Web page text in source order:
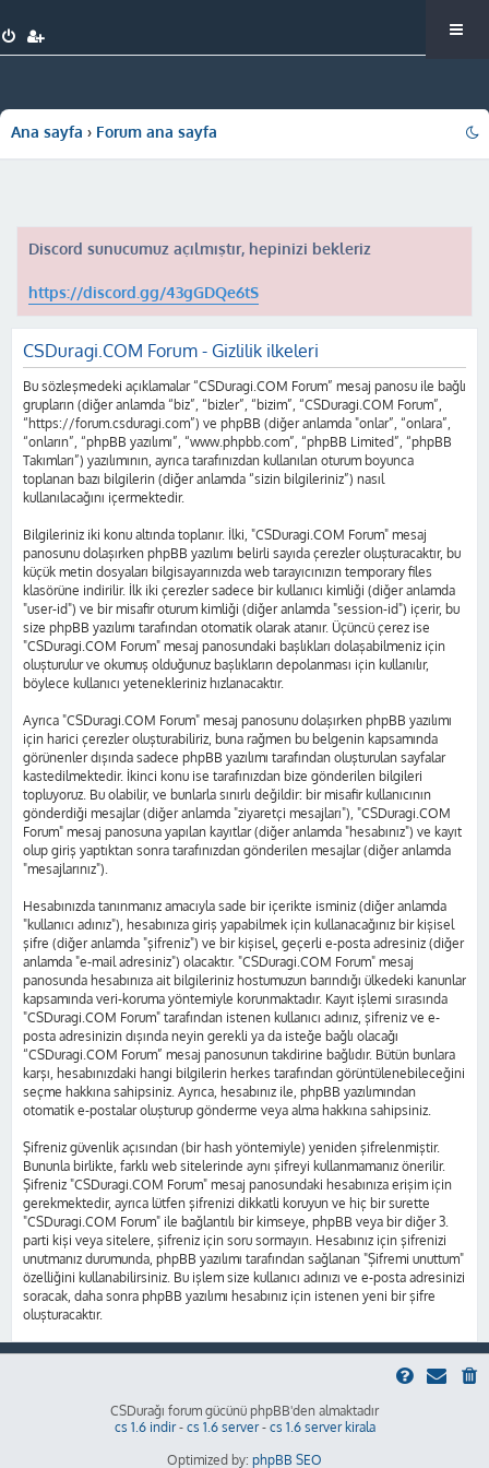
Ana sayfa Forum ana sayfa
Discord sunucumuz açılmıştır, hepinizi bekleriz
https://discord.gg/43gGDQe6tS
CSDuragi.COM Forum - Gizlilik ilkeleri
Bu sözleşmedeki açıklamalar “CSDuragi.COM Forum” mesaj panosu ile bağlı
grupların (diğer anlamda “biz”, “bizler”, “bizim”, “CSDuragi.COM Forum”,
“https://forum.csduragi.com”) ve phpBB (diğer anlamda "onlar”, “onlara”,
“onların”, “phpBB yazılımı”, “www.phpbb.com”, “phpBB Limited”, “phpBB
Takımları”) yazılımının, ayrıca tarafınızdan kullanılan oturum boyunca
toplanan bazı bilgilerin (diğer anlamda “sizin bilgileriniz”) nasıl
kullanılacağını içermektedir.
Bilgileriniz iki konu altında toplanır. İlki, "CSDuragi.COM Forum" mesaj
panosunu dolaşırken phpBB yazılımı belirli sayıda çerezler oluşturacaktır, bu
küçük metin dosyaları bilgisayarınızda web tarayıcınızın temporary files
klasörüne indirilir. İlk iki çerezler sadece bir kullanıcı kimliği (diğer anlamda
"user-id") ve bir misafir oturum kimliği (diğer anlamda "session-id") içerir, bu
size phpBB yazılımı tarafından otomatik olarak atanır. Üçüncü çerez ise
"CSDuragi.COM Forum" mesaj panosundaki başlıkları dolaşabilmeniz için
oluşturulur ve okumuş olduğunuz başlıkların depolanması için kullanılır,
böylece kullanıcı yetenekleriniz hızlanacaktır.
Ayrıca "CSDuragi.COM Forum" mesaj panosunu dolaşırken phpBB yazılımı
için harici çerezler oluşturabiliriz, buna rağmen bu belgenin kapsamında
görünenler dışında sadece phpBB yazılımı tarafından oluşturulan sayfalar
kastedilmektedir. İkinci konu ise tarafınızdan bize gönderilen bilgileri
topluyoruz. Bu olabilir, ve bunlarla sınırlı değildir: bir misafir kullanıcının
gönderdiği mesajlar (diğer anlamda "ziyaretçi mesajları"), "CSDuragi.COM
Forum" mesaj panosuna yapılan kayıtlar (diğer anlamda "hesabınız") ve kayıt
olup giriş yaptıktan sonra tarafınızdan gönderilen mesajlar (diğer anlamda
"mesajlarınız").
Hesabınızda tanınmanız amacıyla sade bir içerikte isminiz (diğer anlamda
"kullanıcı adınız"), hesabınıza giriş yapabilmek için kullanacağınız bir kişisel
şifre (diğer anlamda "şifreniz") ve bir kişisel, geçerli e-posta adresiniz (diğer
anlamda "e-mail adresiniz") olacaktır. "CSDuragi.COM Forum" mesaj
panosunda hesabınıza ait bilgileriniz hostumuzun barındığı ülkedeki kanunlar
kapsamında veri-koruma yöntemiyle korunmaktadır. Kayıt işlemi sırasında
"CSDuragi.COM Forum" tarafından istenen kullanıcı adınız, şifreniz ve e-
posta adresinizin dışında neyin gerekli ya da isteğe bağlı olacağı
“CSDuragi.COM Forum” mesaj panosunun takdirine bağlıdır. Bütün bunlara
karşı, hesabınızdaki hangi bilgilerin herkes tarafından görüntülenebileceğini
seçme hakkına sahipsiniz. Ayrıca, hesabınız ile, phpBB yazılımından
otomatik e-postalar oluşturup gönderme veya alma hakkına sahipsiniz.
Şifreniz güvenlik açısından (bir hash yöntemiyle) yeniden şifrelenmiştir.
Bununla birlikte, farklı web sitelerinde aynı şifreyi kullanmamanız önerilir.
Şifreniz "CSDuragi.COM Forum" mesaj panosundaki hesabınıza erişim için
gerekmektedir, ayrıca lütfen şifrenizi dikkatli koruyun ve hiç bir surette
"CSDuragi.COM Forum" ile bağlantılı bir kimseye, phpBB veya bir diğer 3.
parti kişi veya sitelere, şifreniz için soru sormayın. Hesabınız için şifrenizi
unutmanız durumunda, phpBB yazılımı tarafından sağlanan "Şifremi unuttum"
özelliğini kullanabilirsiniz. Bu işlem size kullanıcı adınızı ve e-posta adresinizi
soracak, daha sonra phpBB yazılımı hesabınız için istenen yeni bir şifre
oluşturacaktır.
CSDurağı forum gücünü phpBB'den almaktadır
cs 1.6 indir- cs 1.6 server- cs 1.6 server kirala
Optimized by: phpBB SEO